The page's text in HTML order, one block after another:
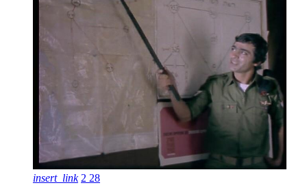
insert_link 2 28